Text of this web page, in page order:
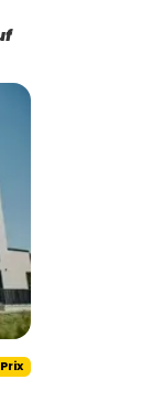
Prix